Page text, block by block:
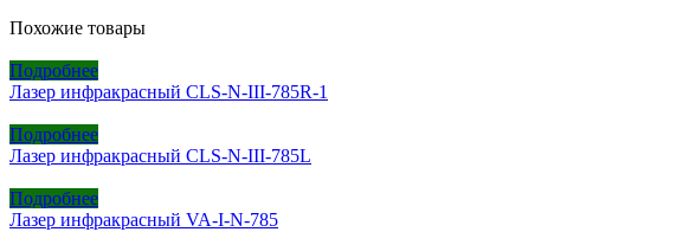
Похожие товары
Подробнее
Лазер инфракрасный CLS-N-III-785R-1
Подробнее
Лазер инфракрасный CLS-N-III-785L
Подробнее
Лазер инфракрасный VA-I-N-785